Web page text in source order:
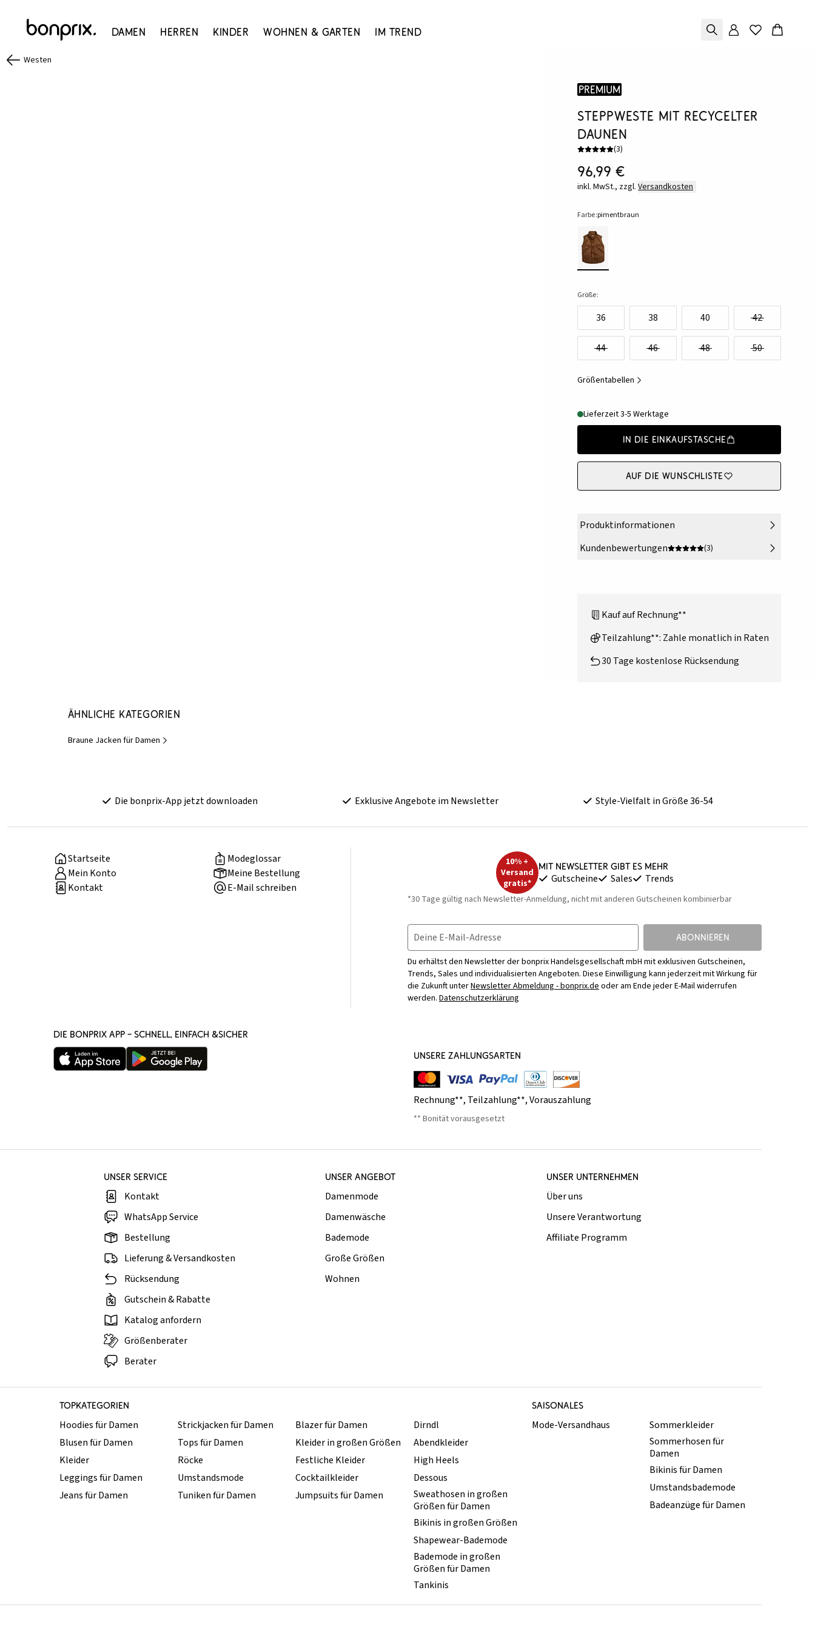
Damen Herren Kinder Wohnen & Garten Im Trend
Westen
Premium
Steppweste mit recycelter
Daunen
(3)
96,99 €
inkl. MwSt., zzgl. Versandkosten
Farbe:pimentbraun
Größe:
36 38 40 42
44 46 48 50
Größentabellen
Lieferzeit 3-5 Werktage
In die Einkaufstasche
Auf die Wunschliste
Produktinformationen
Kundenbewertungen
(3)
Kauf auf Rechnung**
Teilzahlung**: Zahle monatlich in Raten
30 Tage kostenlose Rücksendung
Ähnliche Kategorien
Braune Jacken für Damen
Die bonprix-App jetzt downloaden Exklusive Angebote im Newsletter Style-Vielfalt in Größe 36-54
Startseite
Modeglossar
Mein Konto
Meine Bestellung
Kontakt
E-Mail schreiben
10% +
Versand
gratis*
Mit Newsletter gibt es mehr
Gutscheine Sales Trends
*30 Tage gültig nach Newsletter-Anmeldung, nicht mit anderen Gutscheinen kombinierbar
Deine E-Mail-Adresse ABONNIEREN
Du erhältst den Newsletter der bonprix Handelsgesellschaft mbH mit exklusiven Gutscheinen,
Trends, Sales und individualisierten Angeboten. Diese Einwilligung kann jederzeit mit Wirkung für
die Zukunft unterNewsletter Abmeldung - bonprix.deoder am Ende jeder E-Mail widerrufen
werden. Datenschutzerklärung
DIE BONPRIX APP – SCHNELL, EINFACH &SICHER
UNSERE ZAHLUNGSARTEN
Rechnung**, Teilzahlung**,Vorauszahlung
** Bonität vorausgesetzt
UNSER SERVICE
Kontakt
WhatsApp Service
Bestellung
Lieferung & Versandkosten
Rücksendung
Gutschein & Rabatte
Katalog anfordern
Größenberater
Berater
UNSER ANGEBOT
Damenmode
Damenwäsche
Bademode
Große Größen
Wohnen
UNSER UNTERNEHMEN
Über uns
Unsere Verantwortung
Affiliate Programm
TOPKATEGORIEN SAISONALES
Hoodies für Damen
Blusen für Damen
Kleider
Leggings für Damen
Jeans für Damen
Strickjacken für Damen
Tops für Damen
Röcke
Umstandsmode
Tuniken für Damen
Blazer für Damen
Kleider in großen Größen
Festliche Kleider
Cocktailkleider
Jumpsuits für Damen
Dirndl
Abendkleider
High Heels
Dessous
Sweathosen in großen
Größen für Damen
Mode-Versandhaus
Sommerkleider
Sommerhosen für
Damen
Bikinis für Damen
Umstandsbademode
Badeanzüge für Damen
Bikinis in großen Größen
Shapewear-Bademode
Bademode in großen
Größen für Damen
Tankinis